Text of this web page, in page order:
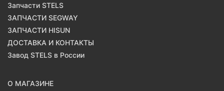
Запчасти STELS
ЗАПЧАСТИ SEGWAY
ЗАПЧАСТИ HISUN
ДОСТАВКА И КОНТАКТЫ
Завод STELS в России
О МАГАЗИНЕ